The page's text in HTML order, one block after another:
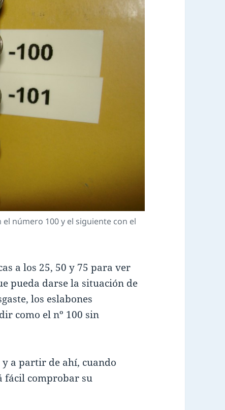
número 100 y el siguiente con el
a los 25, 50 y 75 para ver
pueda darse la situación de
los eslabones
como el nº 100 sin
y a partir de ahí, cuando
fácil comprobar su